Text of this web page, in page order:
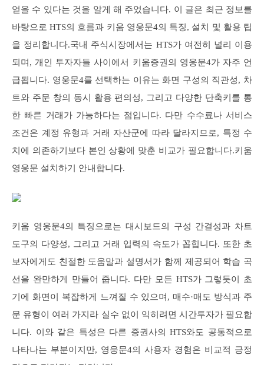
얻을 수 있다는 것을 알게 해 주었습니다. 이 글은 최근 정보를
바탕으로 HTS의 흐름과 키움 영웅문4의 특징, 설치 및 활용 팁
을 정리합니다.국내 주식시장에서는 HTS가 여전히 널리 이용
되며, 개인 투자자들 사이에서 키움증권의 영웅문4가 자주 언
급됩니다. 영웅문4를 선택하는 이유는 화면 구성의 직관성, 차
트와 주문 창의 동시 활용 편의성, 그리고 다양한 단축키를 통
한 빠른 거래가 가능하다는 점입니다. 다만 수수료나 서비스
조건은 계정 유형과 거래 자산군에 따라 달라지므로, 특정 수
치에 의존하기보다 본인 상황에 맞춘 비교가 필요합니다.키움
영웅문 설치하기 안내합니다.
키움 영웅문4의 특징으로는 대시보드의 구성 간결성과 차트
도구의 다양성, 그리고 거래 입력의 속도가 꼽힙니다. 또한 초
보자에게도 친절한 도움말과 설명서가 함께 제공되어 학습 곡
선을 완만하게 만들어 줍니다. 다만 모든 HTS가 그렇듯이 초
기에 화면이 복잡하게 느껴질 수 있으며, 매수·매도 방식과 주
문 유형이 여러 가지라 실수 없이 익히려면 시간투자가 필요합
니다. 이와 같은 특성은 다른 증권사의 HTS와도 공통적으로
나타나는 부분이지만, 영웅문4의 사용자 경험은 비교적 긍정